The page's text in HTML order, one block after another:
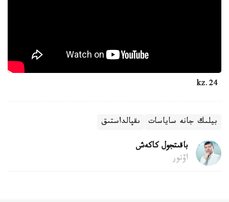
بيلىك جانە ساياسات ىقپالداستىق
باقىتجول كاكەش
اۆتور